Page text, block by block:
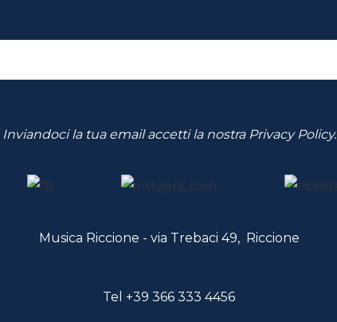
Inviandoci la tua email accetti la nostra Privacy Policy.
Musica Riccione - via Trebaci 49, Riccione
Tel +39 366 333 4456